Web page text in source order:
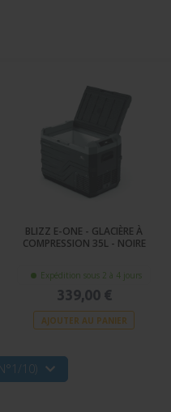
BLIZZ E-ONE - GLACIÈRE À
COMPRESSION 35L - NOIRE
Expédition sous 2 à 4 jours
339,00 €
AJOUTER AU PANIER
10)